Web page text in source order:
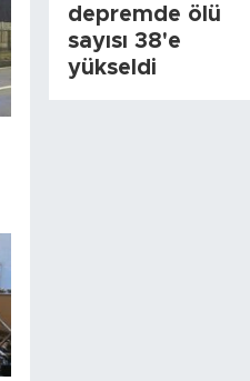
depremde ölü
sayısı 38'e
yükseldi